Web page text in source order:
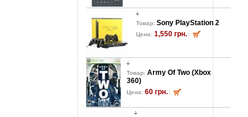
Товар: Sony PlayStation 2
Цена: 1,550 грн.
Товар: Army Of Two (Xbox
360)
Цена: 60 грн.